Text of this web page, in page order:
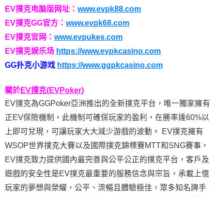
EV撲克电脑版网址： www.evpk88.com
EV撲克GG官方： www.evpk68.com
EV撲克官网： www.evpukes.com
EV撲克娱乐场 https://www.evpkcasino.com
GG扑克小游戏 https://www.ggpkcasino.com
關於EV撲克(EVPoker)
EV撲克為GGPoker亞洲推出的全新撲克平台，唯一獨家擁有
正EV保險機制，此機制可確保玩家的盈利，在勝率達60%以
上即可兌現，可讓玩家大大減少游戲的波動。 EV撲克擁有
WSOP世界撲克大賽以及國際撲克錦標賽MTT和SNG賽事，
EV撲克致力提供國內最完善與公平公正的撲克平台，客戶及
遊戲的安全性是EV撲克最重要的服務信念與宗旨，承載上億
玩家的夢想與榮耀，公平、流暢且體驗極佳，眾多知名牌手